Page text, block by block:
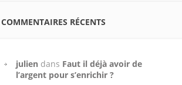
COMMENTAIRES RÉCENTS
julien dans Faut il déjà avoir de
l’argent pour s’enrichir ?